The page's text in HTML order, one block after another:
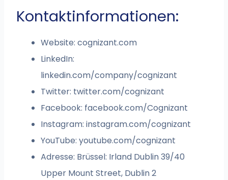
Kontaktinformationen:
Website: cognizant.com
LinkedIn:
linkedin.com/company/cognizant
Twitter: twitter.com/cognizant
Facebook: facebook.com/Cognizant
Instagram: instagram.com/cognizant
YouTube: youtube.com/cognizant
Adresse: Brüssel: Irland Dublin 39/40
Upper Mount Street, Dublin 2